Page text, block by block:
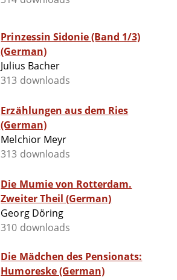
Prinzessin Sidonie (Band 1/3)
(German)
Julius Bacher
313 downloads
Erzählungen aus dem Ries
(German)
Melchior Meyr
313 downloads
Die Mumie von Rotterdam.
Zweiter Theil (German)
Georg Döring
310 downloads
Die Mädchen des Pensionats:
Humoreske (German)